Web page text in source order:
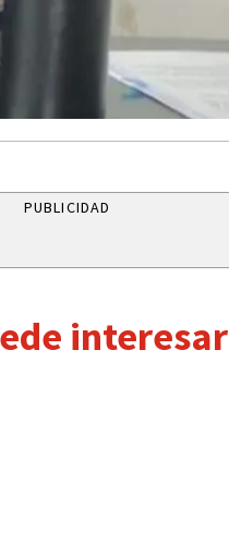
PUBLICIDAD
interesar